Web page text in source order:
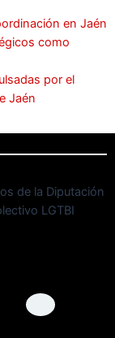
en Jaén
como
por el
Jaén